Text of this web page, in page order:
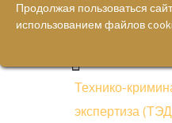
Технико-
экспертиза
Продолжая пользоваться
использованием файлов